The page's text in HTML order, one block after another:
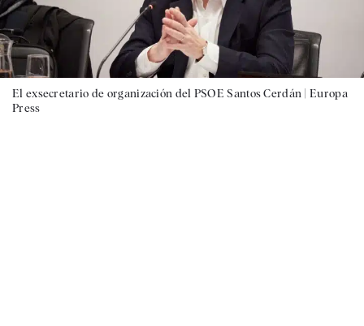
El exsecretario de organización del PSOE Santos Cerdán |Europa
Press